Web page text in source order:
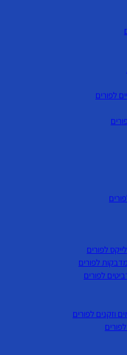
לפורים
לפורים
לפורים
לפורים
וזקנים לפורים